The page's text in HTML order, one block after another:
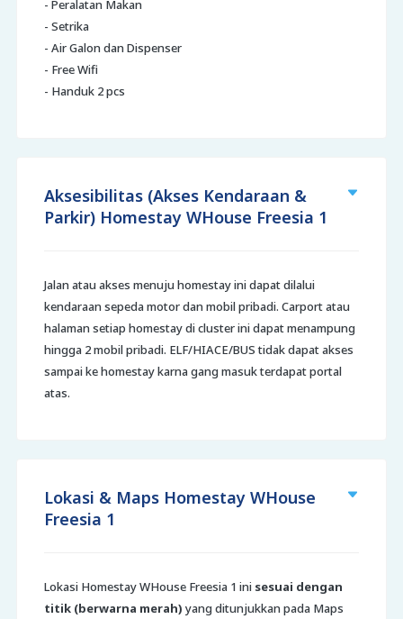
- Peralatan Makan
- Setrika
- Air Galon dan Dispenser
- Free Wifi
- Handuk 2 pcs
Aksesibilitas (Akses Kendaraan &
Parkir) Homestay WHouse Freesia 1
Jalan atau akses menuju homestay ini dapat dilalui
kendaraan sepeda motor dan mobil pribadi. Carport atau
halaman setiap homestay di cluster ini dapat menampung
hingga 2 mobil pribadi. ELF/HIACE/BUS tidak dapat akses
sampai ke homestay karna gang masuk terdapat portal
atas.
Lokasi & Maps Homestay WHouse
Freesia 1
Lokasi Homestay WHouse Freesia 1 ini sesuai dengan
titik (berwarna merah) yang ditunjukkan pada Maps